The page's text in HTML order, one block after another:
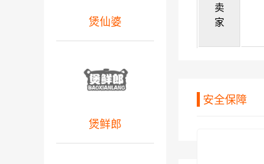
卖
家
安全保障
煲仙婆
煲鲜郎